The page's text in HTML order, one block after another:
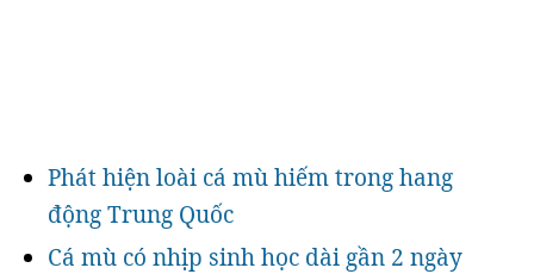
Phát hiện loài cá mù hiếm trong hang
động Trung Quốc
Cá mù có nhịp sinh học dài gần 2 ngày